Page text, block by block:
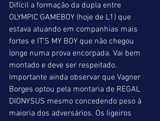
Difícil a formação da dupla entre
OLYMPIC GAMEBOY (hoje de L1) que
estava atuando em companhias mais
fortes e IT’S MY BOY que não chegou
longe numa prova encorpada. Vai bem
montado e deve ser respeitado.
Importante ainda observar que Vagner
Borges optou pela montaria de REGAL
DIONYSUS mesmo concedendo peso à
maioria dos adversários. Os ligeiros